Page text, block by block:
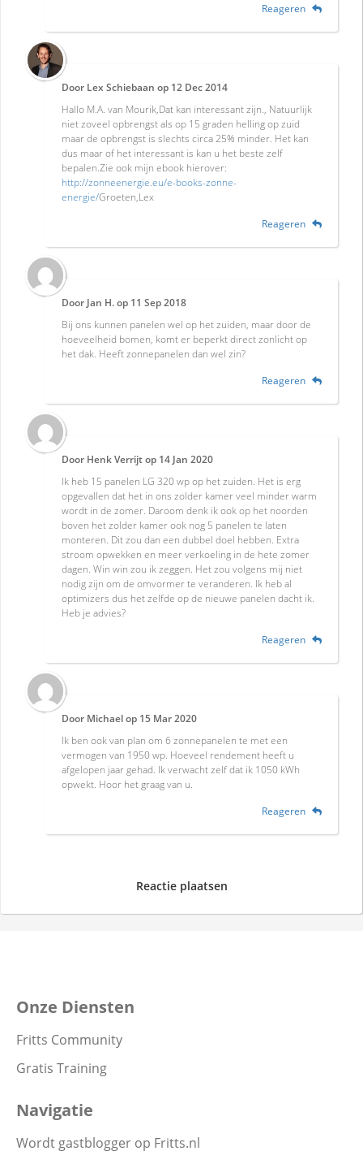
Reageren
Door Lex Schiebaan op 12 Dec 2014
Hallo M.A. van Mourik,Dat kan interessant zijn., Natuurlijk
niet zoveel opbrengst als op 15 graden helling op zuid
maar de opbrengst is slechts circa 25% minder. Het kan
dus maar of het interessant is kan u het beste zelf
bepalen.Zie ook mijn ebook hierover:
http://zonneenergie.eu/e-books-zonne-
energie/Groeten,Lex
Reageren
Door Jan H.op 11 Sep 2018
Bij ons kunnen panelen wel op het zuiden, maar door de
hoeveelheid bomen, komt er beperkt direct zonlicht op
het dak. Heeft zonnepanelen dan wel zin?
Reageren
Door Henk Verrijtop 14 Jan 2020
Ik heb 15 panelen LG 320 wp op het zuiden. Het is erg
opgevallen dat het in ons zolder kamer veel minder warm
wordt in de zomer. Daroom denk ik ook op het noorden
boven het zolder kamer ook nog 5 panelen te laten
monteren. Dit zou dan een dubbel doel hebben. Extra
stroom opwekken en meer verkoeling in de hete zomer
dagen. Win win zou ik zeggen. Het zou volgens mij niet
nodig zijn om de omvormer te veranderen. Ik heb al
optimizers dus het zelfde op de nieuwe panelen dacht ik.
Heb je advies?
Reageren
Door Michaelop 15 Mar 2020
Ik ben ook van plan om 6 zonnepanelen te met een
vermogen van 1950 wp. Hoeveel rendement heeft u
afgelopen jaar gehad. Ik verwacht zelf dat ik 1050 kWh
opwekt. Hoor het graag van u.
Reageren
Reactie plaatsen
Onze Diensten
Fritts Community
Gratis Training
Navigatie
Wordt gastblogger op Fritts.nl